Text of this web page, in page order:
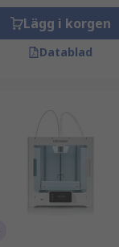
Lägg i korgen
Datablad